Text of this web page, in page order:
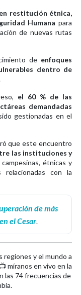
restitución étnica,
Humana para
de nuevas rutas
deenfoques
dentro de
el 60 % de las
demandadas
gestionadas en el
que este encuentro
las instituciones y
étnicas y
con la
de más
el Cesar.
regiones y el mundo a
míranos en vivo en la
las 74 frecuencias de